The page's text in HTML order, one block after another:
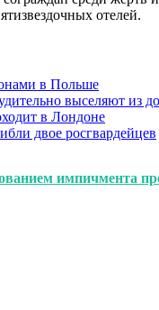
отелей.
в Польше
выселяют из
в Лондоне
двое росгвардейцев
импичмента